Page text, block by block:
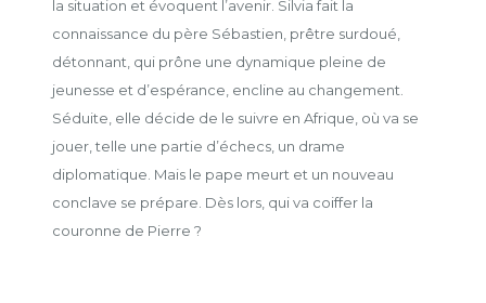
la situation et évoquent l’avenir. Silvia fait la
connaissance du père Sébastien, prêtre surdoué,
détonnant, qui prône une dynamique pleine de
jeunesse et d’espérance, encline au changement.
Séduite, elle décide de le suivre en Afrique, où va se
jouer, telle une partie d’échecs, un drame
diplomatique. Mais le pape meurt et un nouveau
conclave se prépare. Dès lors, qui va coiffer la
couronne de Pierre ?